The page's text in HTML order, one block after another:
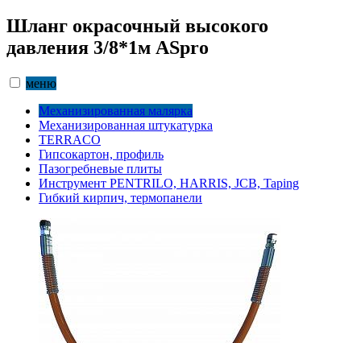
Шланг окрасочный высокого
давления 3/8*1м ASpro
меню
Механизированная малярка
Механизированная штукатурка
TERRACO
Гипсокартон, профиль
Пазогребневые плиты
Инструмент PENTRILO, HARRIS, JCB, Taping
Гибкий кирпич, термопанели